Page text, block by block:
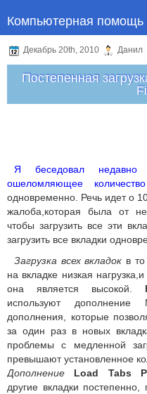
Компьютерная помощь
Декабрь 20th, 2010 Данил
Постепенная
Я беседовал недавно
ошеломляющее количество
одновременно. Речь идет о
жалоба,которая была от
чтобы загрузить все эти
загрузить все вкладки
Загрузка всех вкладок в
на вкладке низкая
она является высокой.
используют
дополнения, которые
за один раз в новых
проблемы с медленной
превышают установленное
Дополнение
Load Tabs
другие вкладки